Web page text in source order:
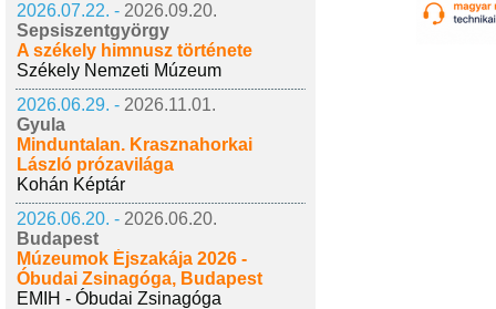
2026.07.22. - 2026.09.20.
Sepsiszentgyörgy
A székely himnusz története
Székely Nemzeti Múzeum
2026.06.29. - 2026.11.01.
Gyula
Minduntalan. Krasznahorkai
László prózavilága
Kohán Képtár
2026.06.20. - 2026.06.20.
Budapest
Múzeumok Éjszakája 2026 -
Óbudai Zsinagóga, Budapest
EMIH - Óbudai Zsinagóga